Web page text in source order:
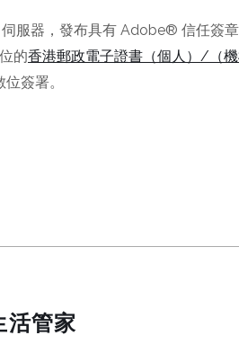
服器，發布具有 Adob​​e® 信任簽
的香港郵政電子證書（個人）/（機
簽署。
活管家